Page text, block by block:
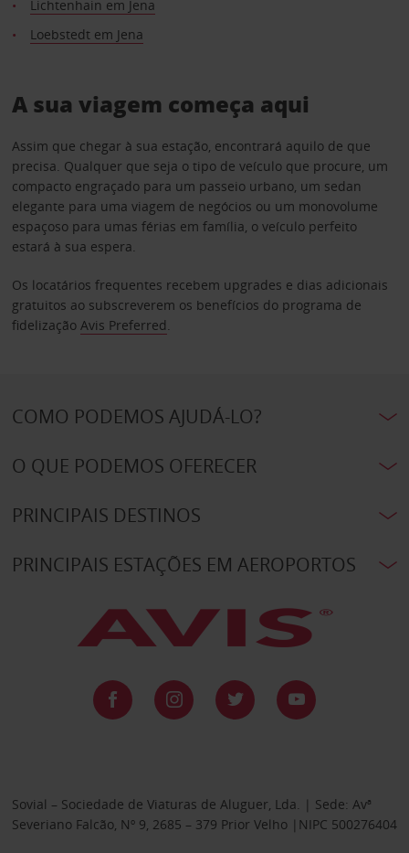
Lichtenhain em Jena
Loebstedt em Jena
A sua viagem começa aqui
Assim que chegar à sua estação, encontrará aquilo de que
precisa. Qualquer que seja o tipo de veículo que procure, um
compacto engraçado para um passeio urbano, um sedan
elegante para uma viagem de negócios ou um monovolume
espaçoso para umas férias em família, o veículo perfeito
estará à sua espera.
Os locatários frequentes recebem upgrades e dias adicionais
gratuitos ao subscreverem os benefícios do programa de
fidelização Avis Preferred.
COMO PODEMOS AJUDÁ-LO?
O QUE PODEMOS OFERECER
PRINCIPAIS DESTINOS
PRINCIPAIS ESTAÇÕES EM AEROPORTOS
Sovial – Sociedade de Viaturas de Aluguer, Lda. | Sede: Avª
Severiano Falcão, Nº 9, 2685 – 379 Prior Velho |NIPC 500276404